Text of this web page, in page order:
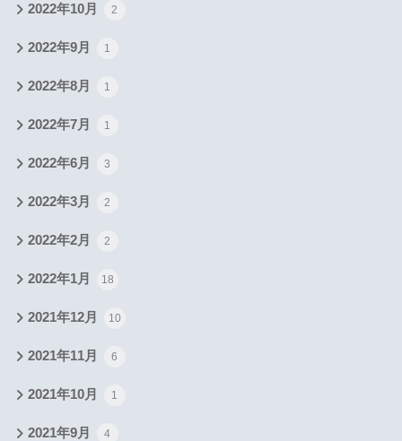
2022年10月 2
2022年9月 1
2022年8月 1
2022年7月 1
2022年6月 3
2022年3月 2
2022年2月 2
2022年1月 18
2021年12月 10
2021年11月 6
2021年10月 1
2021年9月 4